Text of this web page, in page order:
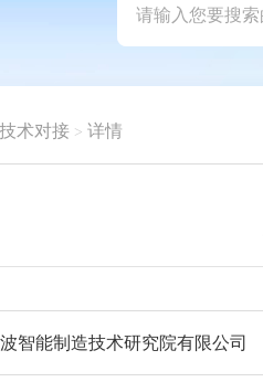
技术对接 详情
智能制造技术研究院有限公司